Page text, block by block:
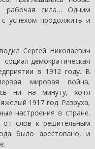
рабочая сила… Одним
успехом продолжить и
Сергей Николаевич
демократическая
в 1912 году. В
мировая война,
ни на минуту, хотя
1917 год. Разруха,
настроения в стране.
слов к решительным
было арестовано, и